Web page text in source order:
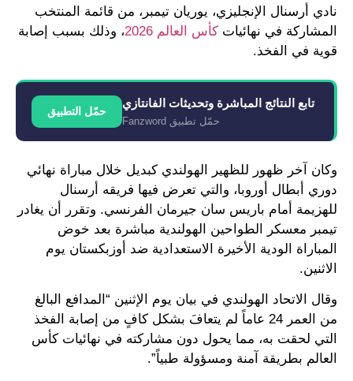
نادي أرسنال الإنجليزي، يوريان تيمبر، من قائمة المنتخب
المشاركة في نهائيات كأس العالم 2026
، وذلك بسبب إصابة
قوية في الفخذ.
تابع النتائج المباشرة وتحديثات الفانتازي
حمّل تطبيق Fanzword
حمّل التطبيق
وكان آخر ظهور للظهير الهولندي كبديل خلال مباراة نهائي
دوري أبطال أوروبا، والتي تعرض فيها فريقه أرسنال
للهزيمة أمام باريس سان جيرمان الفرنسي. وتقرر أن يغادر
تيمبر معسكر الطواحين الهولندية مباشرة بعد خوض
المباراة الودية الأخيرة الاستعدادية ضد أوزبكستان يوم
الاثنين.
وقال الاتحاد الهولندي في بيان يوم الإثنين “المدافع البالغ
من العمر 24 عاماً لم يتعافَ بشكل كافٍ من إصابة الفخذ
التي لحقت به، مما يحول دون مشاركته في نهائيات كأس
العالم بطريقة آمنة ومسؤولة طبياً”.